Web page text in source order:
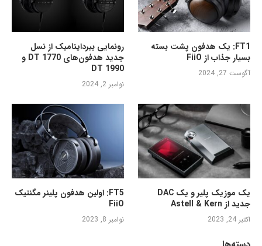
رونمایی بیرداینامیک از نسل
جدید هدفون‌های DT 1770 و
DT 1990
نوامبر 2, 2024
FT1: یک هدفون پشت بسته
بسیار جذاب از FiiO
آگوست 27, 2024
FT5: اولین هدفون پلینر مگنتیک
FiiO
نوامبر 8, 2023
یک موزیک پلیر و یک DAC
جدید از Astell & Kern
اکتبر 24, 2023